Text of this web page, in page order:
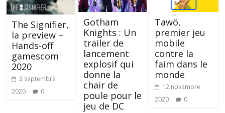
The Signifier,
la preview –
Hands-off
gamescom
2020
3 septembre
2020
0
Gotham
Knights : Un
trailer de
lancement
explosif qui
donne la
chair de
poule pour le
jeu de DC
Tawö,
premier jeu
mobile
contre la
faim dans le
monde
12 novembre
2020
0